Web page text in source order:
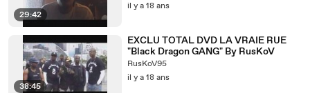
29:42
il y a 18 ans
38:45
EXCLU TOTAL DVD LA VRAIE RUE
"Black Dragon GANG" By RusKoV
RusKoV95
il y a 18 ans